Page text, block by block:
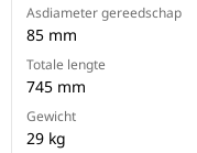
Asdiameter gereedschap
85 mm
Totale lengte
745 mm
Gewicht
29 kg